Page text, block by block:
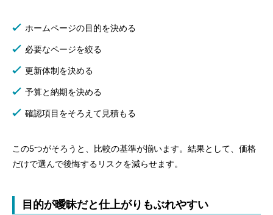
ホームページの目的を決める
必要なページを絞る
更新体制を決める
予算と納期を決める
確認項目をそろえて見積もる
この5つがそろうと、比較の基準が揃います。結果として、価格
だけで選んで後悔するリスクを減らせます。
目的が曖昧だと仕上がりもぶれやすい